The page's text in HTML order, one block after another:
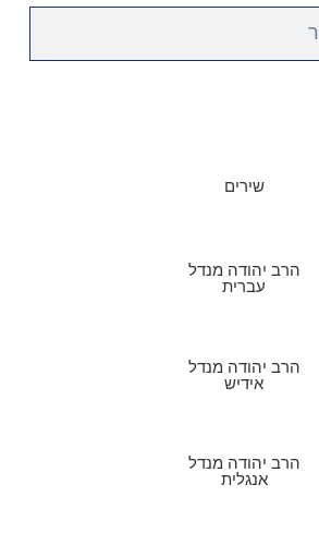
שירים
הרב יהודה מנדל
עברית
הרב יהודה מנדל
אידיש
הרב יהודה מנדל
אנגלית